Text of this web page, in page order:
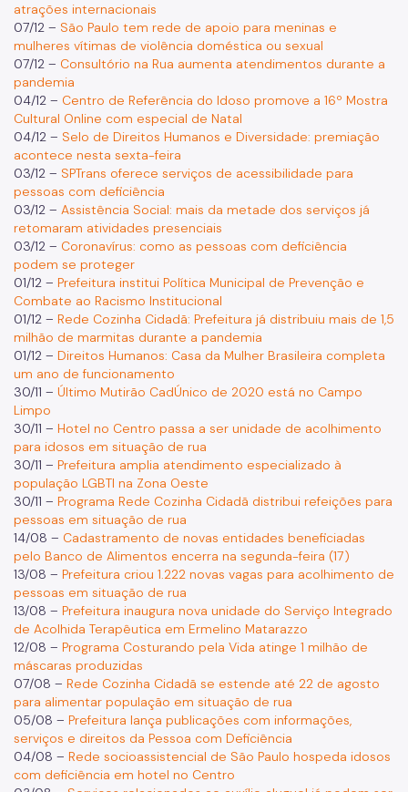
atrações internacionais
07/12 – São Paulo tem rede de apoio para meninas e
mulheres vítimas de violência doméstica ou sexual
07/12 – Consultório na Rua aumenta atendimentos durante a
pandemia
04/12 – Centro de Referência do Idoso promove a 16º Mostra
Cultural Online com especial de Natal
04/12 – Selo de Direitos Humanos e Diversidade: premiação
acontece nesta sexta-feira
03/12 – SPTrans oferece serviços de acessibilidade para
pessoas com deficiência
03/12 – Assistência Social: mais da metade dos serviços já
retomaram atividades presenciais
03/12 – Coronavírus: como as pessoas com deficiência
podem se proteger
01/12 – Prefeitura institui Política Municipal de Prevenção e
Combate ao Racismo Institucional
01/12 – Rede Cozinha Cidadã: Prefeitura já distribuiu mais de 1,5
milhão de marmitas durante a pandemia
01/12 – Direitos Humanos: Casa da Mulher Brasileira completa
um ano de funcionamento
30/11 – Último Mutirão CadÚnico de 2020 está no Campo
Limpo
30/11 – Hotel no Centro passa a ser unidade de acolhimento
para idosos em situação de rua
30/11 – Prefeitura amplia atendimento especializado à
população LGBTI na Zona Oeste
30/11 – Programa Rede Cozinha Cidadã distribui refeições para
pessoas em situação de rua
14/08 – Cadastramento de novas entidades beneficiadas
pelo Banco de Alimentos encerra na segunda-feira (17)
13/08 – Prefeitura criou 1.222 novas vagas para acolhimento de
pessoas em situação de rua
13/08 – Prefeitura inaugura nova unidade do Serviço Integrado
de Acolhida Terapêutica em Ermelino Matarazzo
12/08 – Programa Costurando pela Vida atinge 1 milhão de
máscaras produzidas
07/08 – Rede Cozinha Cidadã se estende até 22 de agosto
para alimentar população em situação de rua
05/08 – Prefeitura lança publicações com informações,
serviços e direitos da Pessoa com Deficiência
04/08 – Rede socioassistencial de São Paulo hospeda idosos
com deficiência em hotel no Centro